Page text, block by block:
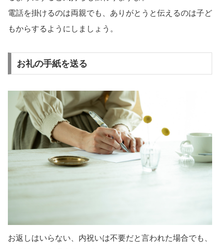
電話を掛けるのは両親でも、ありがとうと伝えるのは子ど
もからするようにしましょう。
お礼の手紙を送る
お返しはいらない、内祝いは不要だと言われた場合でも、